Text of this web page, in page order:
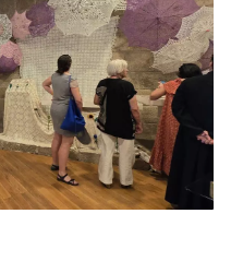
ourensano que
por su modelo de